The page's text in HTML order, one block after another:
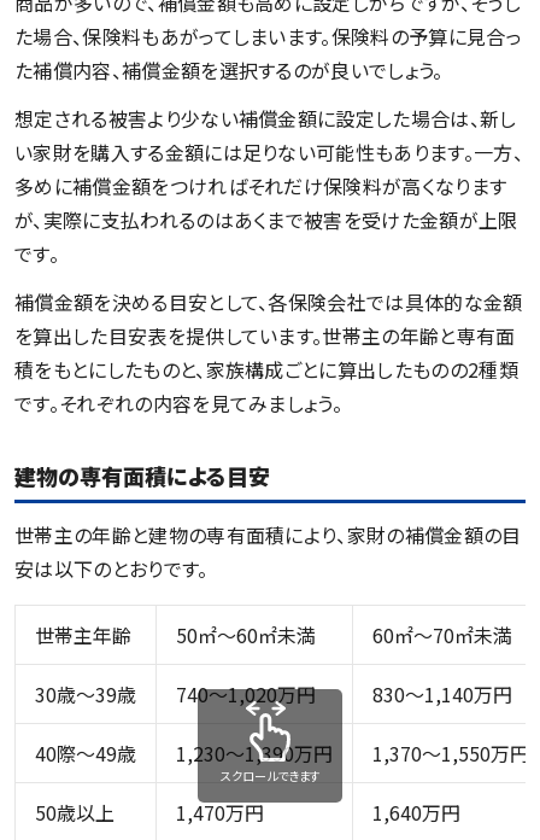
た場合、保険料もあがってしまいます。保険料の予算に見合っ
た補償内容、補償金額を選択するのが良いでしょう。
想定される被害より少ない補償金額に設定した場合は、新し
い家財を購入する金額には足りない可能性もあります。一方、
多めに補償金額をつければそれだけ保険料が高くなります
が、実際に支払われるのはあくまで被害を受けた金額が上限
です。
補償金額を決める目安として、各保険会社では具体的な金額
を算出した目安表を提供しています。世帯主の年齢と専有面
積をもとにしたものと、家族構成ごとに算出したものの2種類
です。それぞれの内容を見てみましょう。
建物の専有面積による目安
世帯主の年齢と建物の専有面積により、家財の補償金額の目
安は以下のとおりです。
世帯主年齢 50㎡～60㎡未満 60㎡～70㎡未満
30歳～39歳 740～1,020万円 830～1,140万円
40際～49歳 1,230～1,390万円 1,370～1,550万円
50歳以上 1,470万円
1,640万円
スクロールできます